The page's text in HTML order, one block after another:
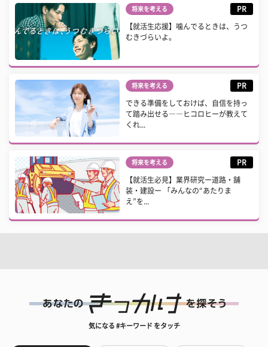
将来を考える PR
【就活生応援】噛んでるときは、うつ
むきづらいよ。
将来を考える PR
できる準備をしておけば、自信を持っ
て踏み出せる――ヒコロヒーが教えて
くれ...
将来を考える PR
【就活生必見】業界研究ー道路・舗
装・建設ー 「みんなの“あたりま
え”を...
気になる #キーワード をタッチ